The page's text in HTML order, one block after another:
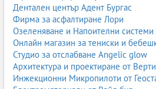
Прилага се в корабостроене,
метални конструкции и големи
компресори и професионални
Стандарти и качество при
Пясъкоструенето е процес, който
галванизация или нанасяне на
Дентален център Адент Бургас
Фирма за асфалтиране Лори
Озеленяване и Напоителни системи
Онлайн магазин за тениски и
Студио за отслабване Angelic glow
Архитектура и проектиране от
Инжекционни Микропилоти от